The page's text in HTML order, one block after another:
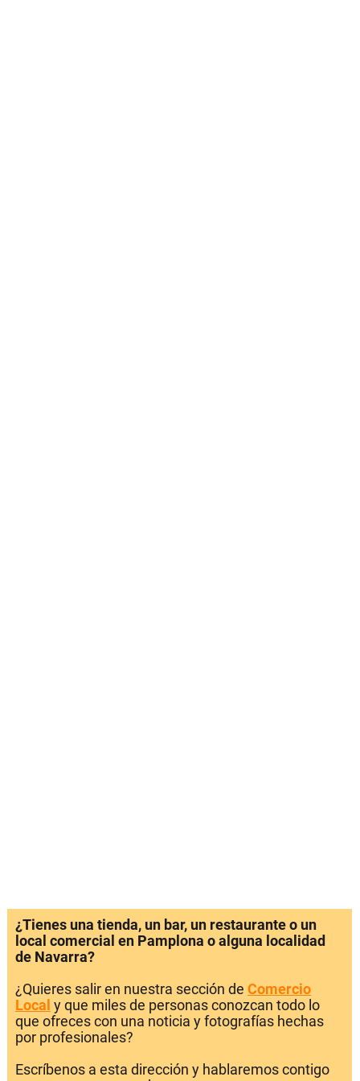
¿Tienes una tienda, un bar, un restaurante o un
local comercial en Pamplona o alguna localidad
de Navarra?
¿Quieres salir en nuestra sección de Comercio
Local y que miles de personas conozcan todo lo
que ofreces con una noticia y fotografías hechas
por profesionales?
Escríbenos a esta dirección y hablaremos contigo